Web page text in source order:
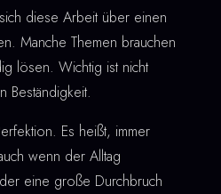
diese Arbeit über einen
Manche Themen brauchen
lösen. Wichtig ist nicht
Beständigkeit.
Es heißt, immer
wenn der Alltag
eine große Durchbruch